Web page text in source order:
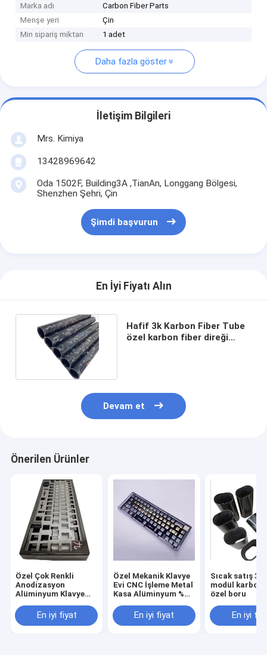
Marka adı
Carbon Fiber Parts
Menşe yeri
Çin
Min sipariş miktarı
1 adet
Daha fazla göster
İletişim Bilgileri
Mrs. Kimiya
13428969642
Oda 1502F, Building3A ,TianAn, Longgang Bölgesi,
Shenzhen Şehri, Çin
Şimdi başvurun
En İyi Fiyatı Alın
Hafif 3k Karbon Fiber Tube
özel karbon fiber direği
Devam et
Önerilen Ürünler
Özel Çok Renkli
Anodizasyon
Alüminyum Klavye
İşleme Mekanik Cnc
Klavye
En iyi fiyat
Özel Mekanik Klavye
Evi CNC İşleme Metal
Kasa Alüminyum %
Mekanik Klavye
Tablosu
En iyi fiyat
Sıcak satış 3K
modül karbon
özel boru
En iyi